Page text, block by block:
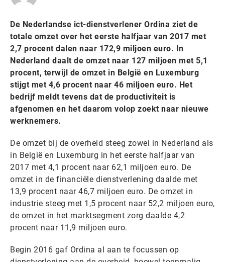
De Nederlandse ict-dienstverlener Ordina ziet de
totale omzet over het eerste halfjaar van 2017 met
2,7 procent dalen naar 172,9 miljoen euro. In
Nederland daalt de omzet naar 127 miljoen met 5,1
procent, terwijl de omzet in België en Luxemburg
stijgt met 4,6 procent naar 46 miljoen euro. Het
bedrijf meldt tevens dat de productiviteit is
afgenomen en het daarom volop zoekt naar nieuwe
werknemers.
De omzet bij de overheid steeg zowel in Nederland als
in België en Luxemburg in het eerste halfjaar van
2017 met 4,1 procent naar 62,1 miljoen euro. De
omzet in de financiële dienstverlening daalde met
13,9 procent naar 46,7 miljoen euro. De omzet in
industrie steeg met 1,5 procent naar 52,2 miljoen euro,
de omzet in het marktsegment zorg daalde 4,2
procent naar 11,9 miljoen euro.
Begin 2016 gaf Ordina al aan te focussen op